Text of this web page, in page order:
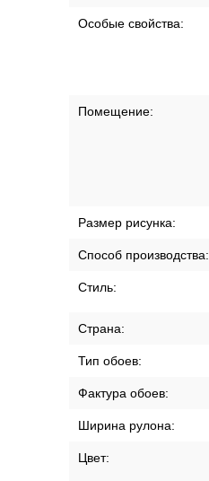
Особые свойства:
Помещение:
Размер рисунка:
Способ производства:
Стиль:
Страна:
Тип обоев:
Фактура обоев:
Ширина рулона:
Цвет: